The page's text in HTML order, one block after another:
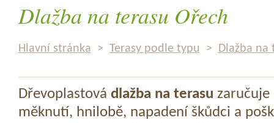
Dlažba na terasu Ořech
Hlavní stránka > Terasy podle typu > Dlažba na
Dřevoplastová dlažba na terasu zaručuje
měknutí, hnilobě, napadení škůdci a